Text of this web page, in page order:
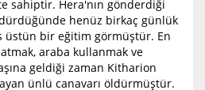
sahiptir. Hera'nın gönderdiği
henüz birkaç günlük
üstün bir eğitim görmüştür. En
araba kullanmak ve
geldiği zaman Kitharion
ünlü canavarı öldürmüştür.